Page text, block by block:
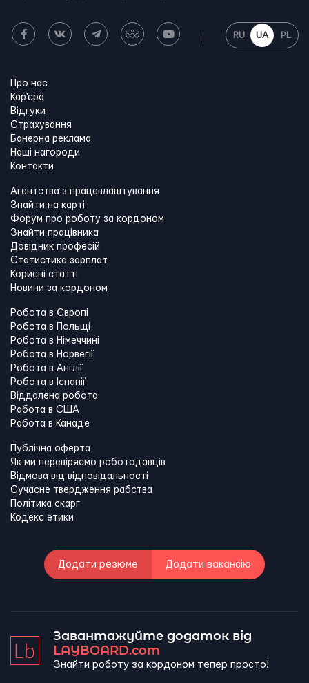
RU UA PL
Про нас
Кар'єра
Відгуки
Страхування
Банерна реклама
Наші нагороди
Контакти
Агентства з працевлаштування
Знайти на карті
Форум про роботу за кордоном
Знайти працівника
Довідник професій
Статистика зарплат
Корисні статті
Новини за кордоном
Робота в Європі
Робота в Польщі
Робота в Німеччині
Робота в Норвегії
Робота в Англії
Робота в Іспанії
Віддалена робота
Работа в США
Работа в Канадe
Публічна оферта
Як ми перевіряємо роботодавців
Відмова від відповідальності
Сучасне твердження рабства
Політика скарг
Кодекс етики
Додати резюме Додати вакансію
Завантажуйте додаток від
LAYBOARD.com
Знайти роботу за кордоном тепер просто!